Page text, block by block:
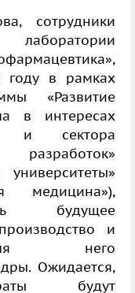
сотрудники
в рамках
«Развитие
в интересах
и сектора
медицина»),
будущее
и
него
Ожидается,
будут